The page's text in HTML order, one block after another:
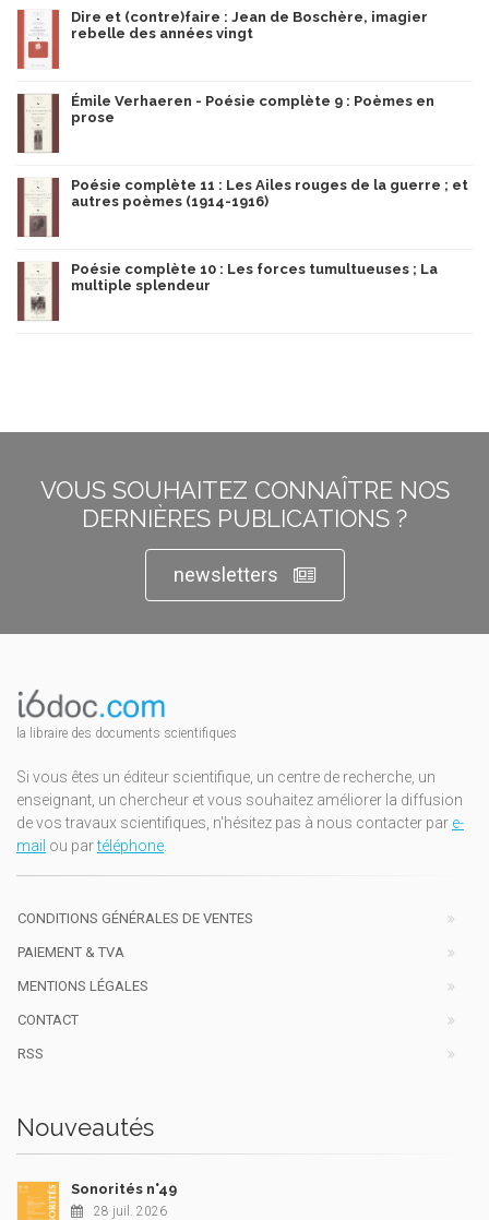
Dire et (contre)faire : Jean de Boschère, imagier
rebelle des années vingt
Émile Verhaeren - Poésie complète 9 : Poèmes en
prose
Poésie complète 11 : Les Ailes rouges de la guerre ; et
autres poèmes (1914-1916)
Poésie complète 10 : Les forces tumultueuses ; La
multiple splendeur
VOUS SOUHAITEZ CONNAÎTRE NOS
DERNIÈRES PUBLICATIONS ?
newsletters
la libraire des documents scientifiques
Si vous êtes un éditeur scientifique, un centre de recherche, un
enseignant, un chercheur et vous souhaitez améliorer la diffusion
de vos travaux scientifiques, n'hésitez pas à nous contacter par e-
mail ou partéléphone
CONDITIONS GÉNÉRALES DE VENTES
PAIEMENT & TVA
MENTIONS LÉGALES
CONTACT
RSS
Nouveautés
Sonorités n°49
28 juil. 2026